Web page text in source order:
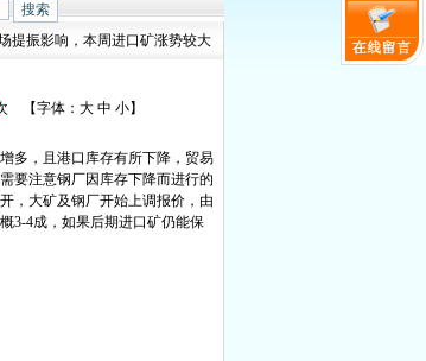
提振影响，本周进口矿涨势较大
【字体： 大 中 小】
多，且港口库存有所下降，贸易
要注意钢厂因库存下降而进行的
，大矿及钢厂开始上调报价，由
3-4成，如果后期进口矿仍能保